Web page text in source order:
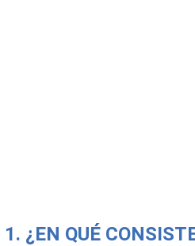
1. ¿EN QUÉ